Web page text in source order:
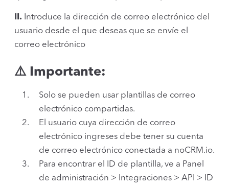
II. Introduce la dirección de correo electrónico del
usuario desde el que deseas que se envíe el
correo electrónico
⚠️ Importante:
Solo se pueden usar plantillas de correo
electrónico compartidas.
El usuario cuya dirección de correo
electrónico ingreses debe tener su cuenta
de correo electrónico conectada a noCRM.io.
Para encontrar el ID de plantilla, ve a Panel
de administración > Integraciones > API > ID